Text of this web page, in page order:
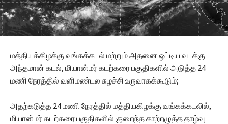
மத்தியக்கிழக்கு வங்கக்கடல் மற்றும் அதனை ஒட்டிய வடக்கு
அந்தமான் கடல், மியான்மர் கடற்கரை பகுதிகளில் அடுத்த 24
மணி நேரத்தில் வளிமண்டல சுழச்சி உருவாகக்கூடும்;
அதற்கடுத்த 24 மணி நேரத்தில் மத்தியகிழக்கு வங்கக்கடலில்,
மியான்மர் கடற்கரை பகுதிகளில் குறைந்த காற்றழுத்த தாழ்வு